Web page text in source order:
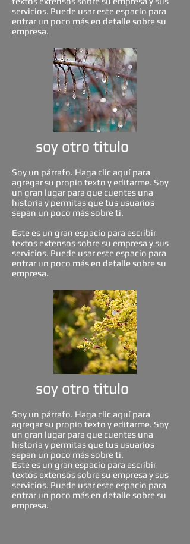
servicios. Puede usar este espacio para
entrar un poco más en detalle sobre su
empresa.
soy otro titulo
Soy un párrafo. Haga clic aquí para
agregar su propio texto y editarme. Soy
un gran lugar para que cuentes una
historia y permitas que tus usuarios
sepan un poco más sobre ti.
Este es un gran espacio para escribir
textos extensos sobre su empresa y sus
servicios. Puede usar este espacio para
entrar un poco más en detalle sobre su
empresa.
soy otro titulo
Soy un párrafo. Haga clic aquí para
agregar su propio texto y editarme. Soy
un gran lugar para que cuentes una
historia y permitas que tus usuarios
sepan un poco más sobre ti.
Este es un gran espacio para escribir
textos extensos sobre su empresa y sus
servicios. Puede usar este espacio para
entrar un poco más en detalle sobre su
empresa.